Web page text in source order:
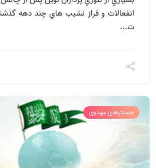
انفعالات و فراز نشيب هاي چند دهه
ت...
جستارهای مهدوی